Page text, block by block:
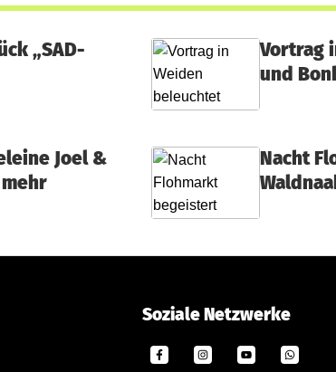
„SAD-
Vortrag
und
Joel &
Nacht
Soziale Netzwerke